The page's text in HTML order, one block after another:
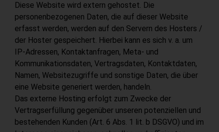
Diese Website wird extern gehostet. Die
personenbezogenen Daten, die auf dieser Website
erfasst werden, werden auf den Servern des Hosters /
der Hoster gespeichert. Hierbei kann es sich v. a. um
IP-Adressen, Kontaktanfragen, Meta- und
Kommunikationsdaten, Vertragsdaten, Kontaktdaten,
Namen, Websitezugriffe und sonstige Daten, die über
eine Website generiert werden, handeln.
Das externe Hosting erfolgt zum Zwecke der
Vertragserfüllung gegenüber unseren potenziellen und
bestehenden Kunden (Art. 6 Abs. 1 lit. b DSGVO) und im